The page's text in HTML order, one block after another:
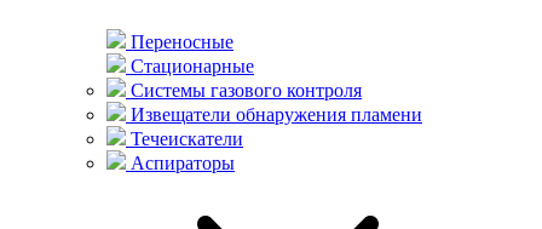
Переносные
Стационарные
Системы газового контроля
Извещатели обнаружения пламени
Течеискатели
Аспираторы